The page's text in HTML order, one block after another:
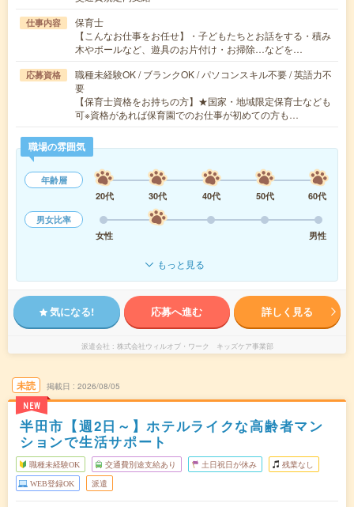
仕事内容
保育士
【こんなお仕事をお任せ】・子どもたちとお話をする・積み
木やボールなど、遊具のお片付け・お掃除…などを…
応募資格
職種未経験OK / ブランクOK / パソコンスキル不要 / 英語力不
要
【保育士資格をお持ちの方】★国家・地域限定保育士なども
可※資格があれば保育園でのお仕事が初めての方も…
職場の雰囲気
年齢層
20代
30代 40代 50代
60代
男女比率
女性
男性
もっと見る
気になる! 応募へ進む 詳しく見る
派遣会社 株式会社ウィルオブ・ワーク キッズケア事業部
未読
NEW
掲載日 2026/08/05
半田市【週2日～】ホテルライクな高齢者マン
ションで生活サポート
職種未経験OK 交通費別途支給あり 土日祝日が休み 残業なし
WEB登録OK 派遣